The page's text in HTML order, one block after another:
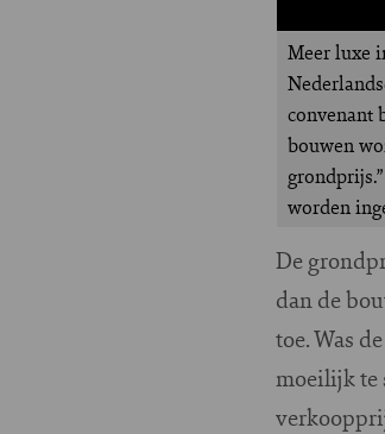
Meer luxe
convenant
bouwen
worden
De
dan de
toe. Was
moeilijk te